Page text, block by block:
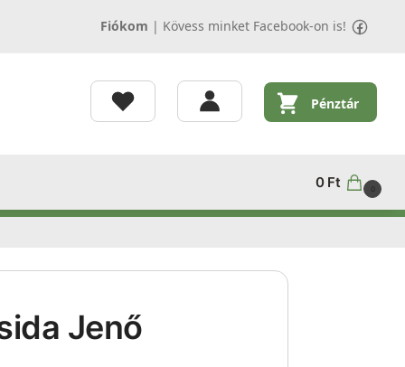
Fiókom | Kövess minket Facebook-on is!
Pénztár
0 Ft 0
Jenő